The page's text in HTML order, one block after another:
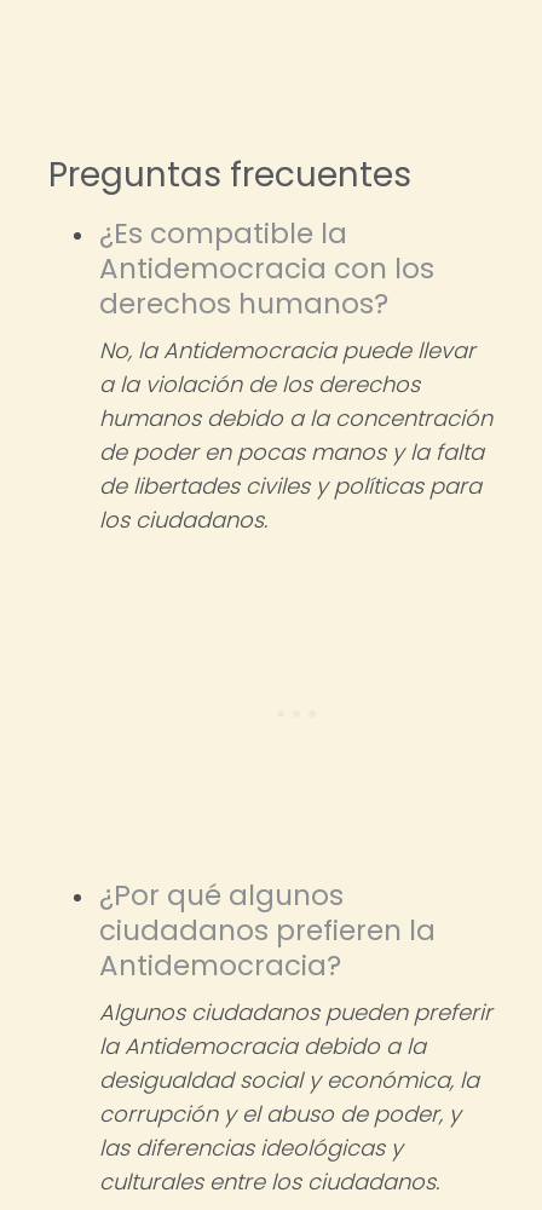
Preguntas frecuentes
¿Es compatible la
Antidemocracia con los
derechos humanos?
No, la Antidemocracia puede llevar
a la violación de los derechos
humanos debido a la concentración
de poder en pocas manos y la falta
de libertades civiles y políticas para
los ciudadanos.
¿Por qué algunos
ciudadanos prefieren la
Antidemocracia?
Algunos ciudadanos pueden preferir
la Antidemocracia debido a la
desigualdad social y económica, la
corrupción y el abuso de poder, y
las diferencias ideológicas y
culturales entre los ciudadanos.